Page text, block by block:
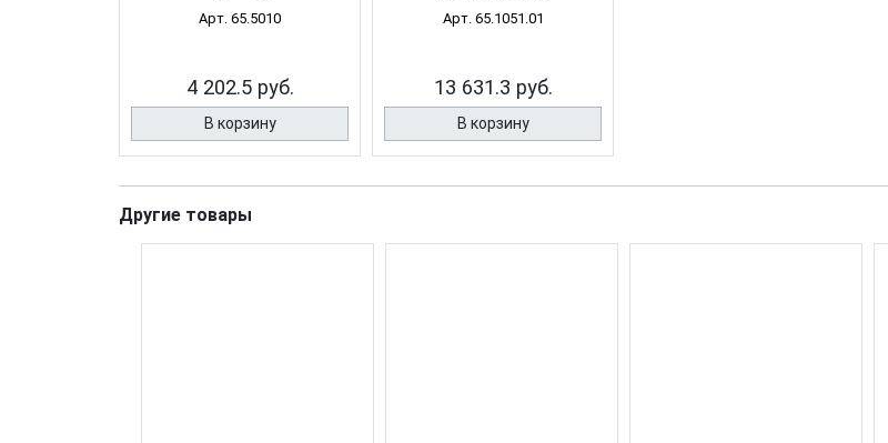
Арт. 65.5010
4 202.5 руб.
В корзину
Арт. 65.1051.01
13 631.3 руб.
В корзину
Другие товары